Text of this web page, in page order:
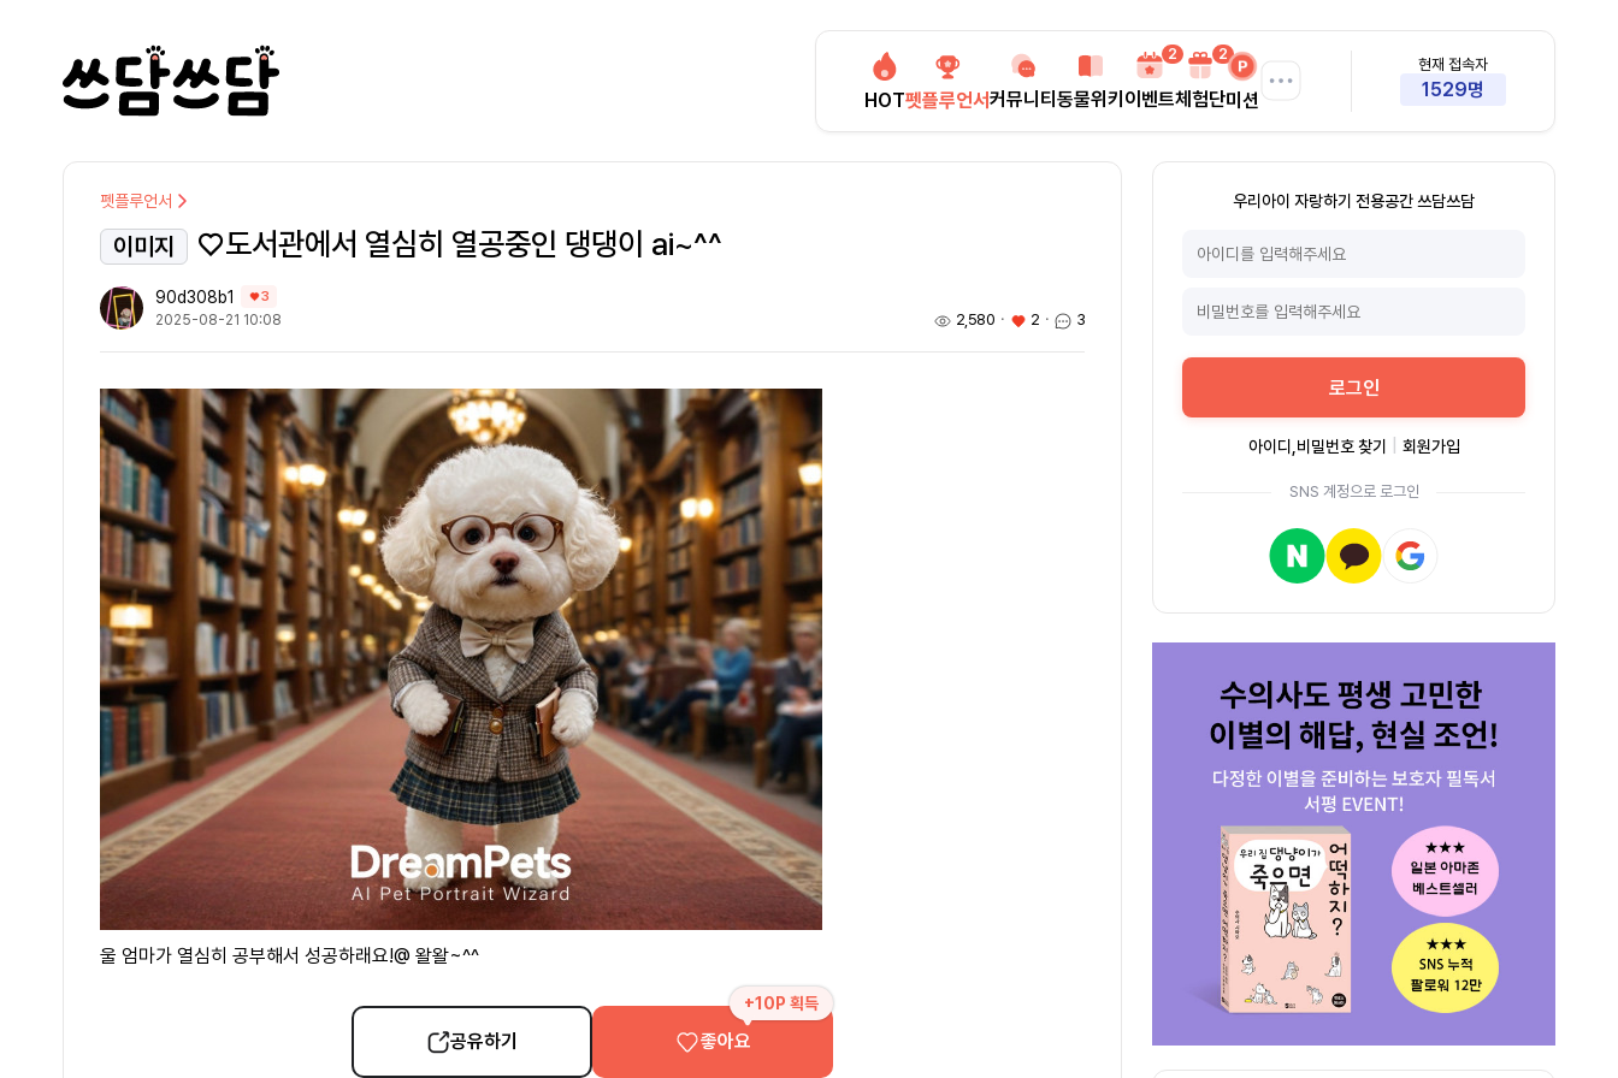
HOT펫플루언서커뮤니티 동물위키 이벤트
2
체험단
2
미션
현재 접속자
1529명
펫플루언서
이미지 ♡도서관에서 열심히 열공중인 댕댕이 ai~^^
90d308b1 3
2025-08-21 10:08 2,580 ㆍ 2 ㆍ 3
울 엄마가 열심히 공부해서 성공하래요!@ 왈왈~^^
공유하기
+10P 획득
좋아요
우리아이 자랑하기 전용공간 쓰담쓰담
로그인
아이디,비밀번호 찾기 회원가입
SNS 계정으로 로그인